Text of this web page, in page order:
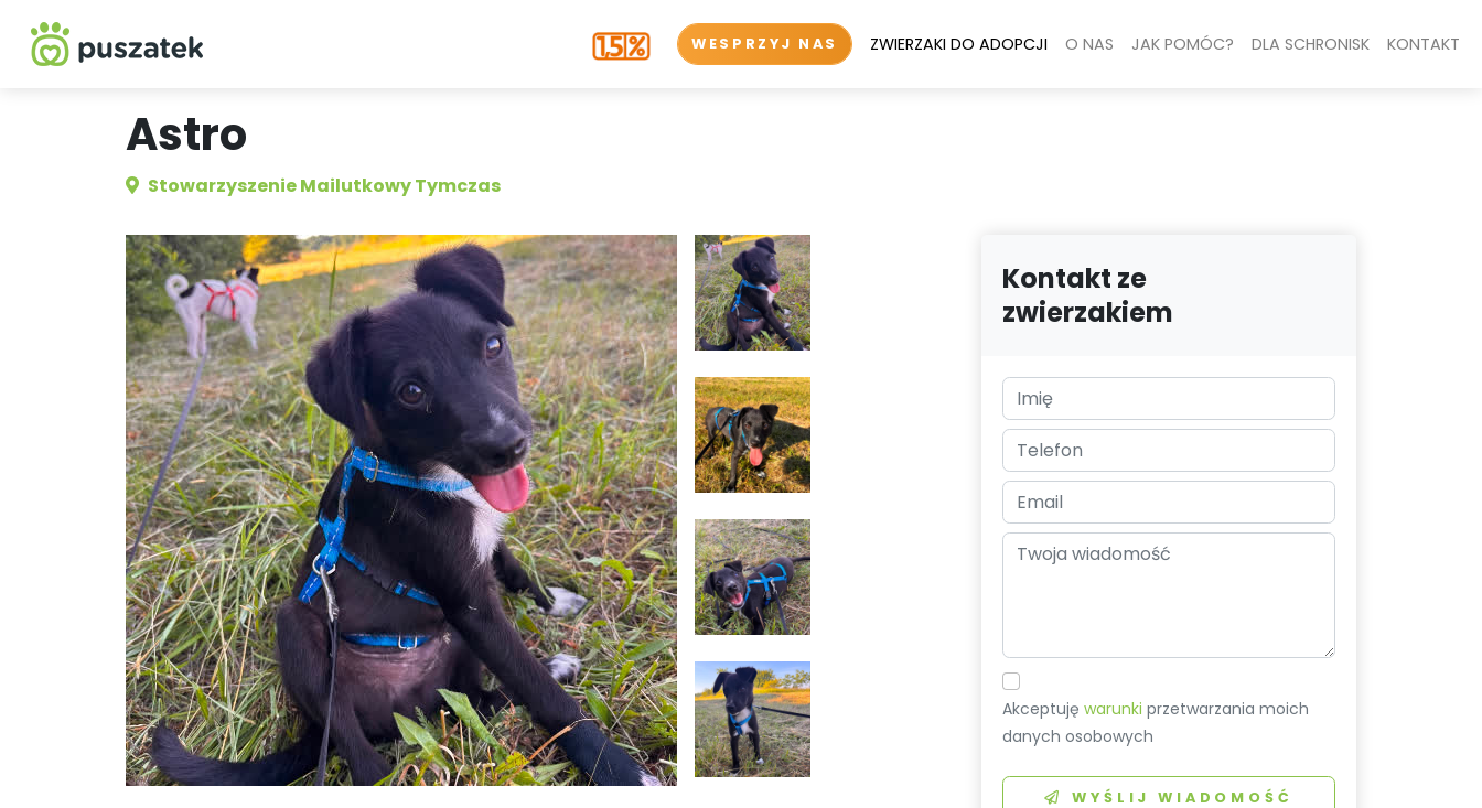
WESPRZYJ NAS ZWIERZAKI DO ADOPCJI O NAS JAK POMÓC? DLA SCHRONISK KONTAKT
Astro
Stowarzyszenie Mailutkowy Tymczas
Kontakt ze
zwierzakiem
Akceptujęwarunki przetwarzania moich
danych osobowych
WYŚLIJ WIADOMOŚĆ